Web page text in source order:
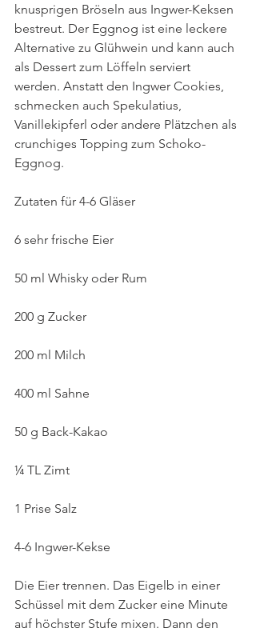
knusprigen Bröseln aus Ingwer-Keksen
bestreut. Der Eggnog ist eine leckere
Alternative zu Glühwein und kann auch
als Dessert zum Löffeln serviert
werden. Anstatt den Ingwer Cookies,
schmecken auch Spekulatius,
Vanillekipferl oder andere Plätzchen als
crunchiges Topping zum Schoko-
Eggnog.
Zutaten für 4-6 Gläser
6 sehr frische Eier
50 ml Whisky oder Rum
200 g Zucker
200 ml Milch
400 ml Sahne
50 g Back-Kakao
¼ TL Zimt
1 Prise Salz
4-6 Ingwer-Kekse
Die Eier trennen. Das Eigelb in einer
Schüssel mit dem Zucker eine Minute
auf höchster Stufe mixen. Dann den